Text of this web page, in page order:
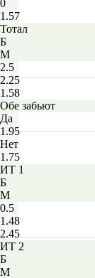
0
1.57
Тотал
Б
М
2.5
2.25
1.58
Обе забьют
Да
1.95
Нет
1.75
ИТ 1
Б
М
0.5
1.48
2.45
ИТ 2
Б
М